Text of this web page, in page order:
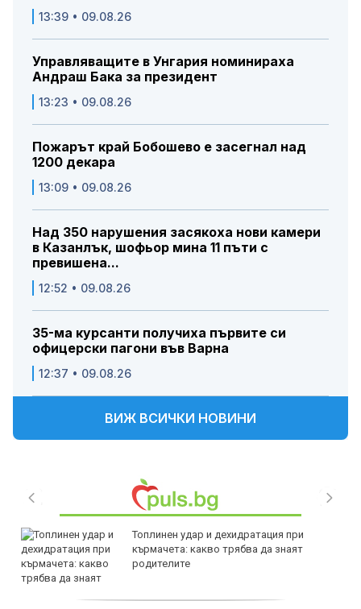
13:39 • 09.08.26
Управляващите в Унгария номинираха
Андраш Бака за президент
13:23 • 09.08.26
Пожарът край Бобошево е засегнал над
1200 декара
13:09 • 09.08.26
Над 350 нарушения засякоха нови камери
в Казанлък, шофьор мина 11 пъти с
превишена...
12:52 • 09.08.26
35-ма курсанти получиха първите си
офицерски пагони във Варна
12:37 • 09.08.26
ВИЖ ВСИЧКИ НОВИНИ
Топлинен удар и дехидратация при
кърмачета: какво трябва да знаят
родителите